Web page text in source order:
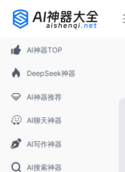
AI神器TOP
DeepSeek神器
AI神器推荐
AI聊天神器
AI写作神器
AI搜索神器